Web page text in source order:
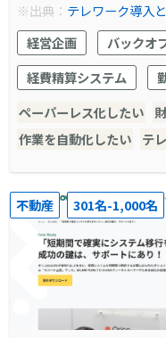
※出典： テレワーク導入
電子化で業務効率が大幅
経営企画 バックオ
経費精算システム
ペーパーレス化したい
作業を自動化したい
テ
不動産 301名-1,000名